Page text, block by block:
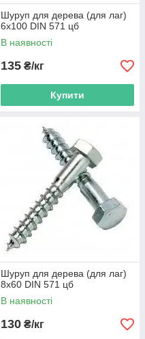
Шуруп для дерева (для лаг)
6х100 DIN 571 цб
В наявності
135 ₴/кг
Купити
Шуруп для дерева (для лаг)
8х60 DIN 571 цб
В наявності
130 ₴/кг